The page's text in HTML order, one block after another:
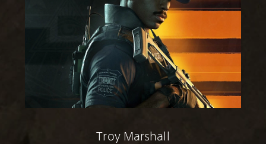
Troy Marshall